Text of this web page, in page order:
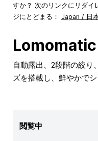
すか？ 次のリンクにリダイ
ジにとどまる： Japan / 日
Lomomatic
自動露出、2段階の絞り
ズを搭載し、鮮やかで
閲覧中